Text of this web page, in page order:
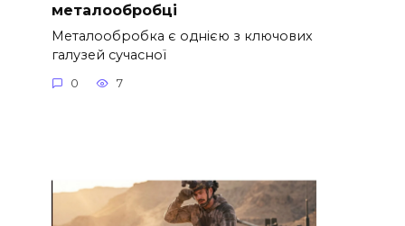
металообробці
Металообробка є однією з ключових
галузей сучасної
0 7